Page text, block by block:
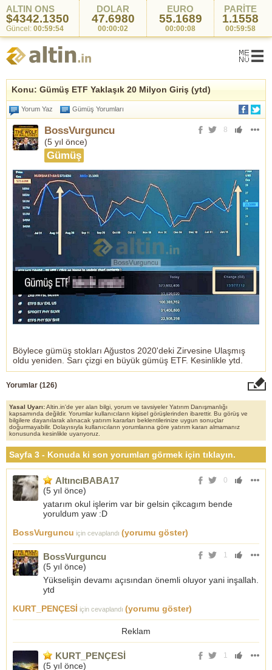
ALTIN ONS
$4342.1350
Güncel: 00:59:54
DOLAR
47.6980
00:00:02
EURO
55.1689
00:00:08
PARİTE
1.1558
00:59:58
Konu: Gümüş ETF Yaklaşık 20 Milyon Giriş (ytd)
Yorum Yaz Gümüş Yorumları
BossVurguncu
(5 yıl önce)
Gümüş
8
Böylece gümüş stokları Ağustos 2020'deki Zirvesine Ulaşmış
oldu yeniden. Sarı çizgi en büyük gümüş ETF. Kesinlikle ytd.
Yorumlar (126)
Yasal Uyarı:Altin.in'de yer alan bilgi, yorum ve tavsiyeler Yatırım Danışmanlığı
kapsamında değildir. Yorumlar kullanıcıların kişisel görüşlerinden ibarettir. Bu görüş ve
bilgilere dayanılarak alınacak yatırım kararları beklentilerinize uygun sonuçlar
doğurmayabilir. Dolayısıyla kullanıcıların yorumlarına göre yatırım kararı almamanız
konusunda kesinlikle uyarıyoruz.
Sayfa 3 - Konuda ki son yorumları görmek için tıklayın.
0
AltıncıBABA17
(5 yıl önce)
yatarım okul işlerim var bir gelsin çikcagım bende
yoruldum yaw :D
BossVurguncu için cevaplandı (yorumu göster)
1
BossVurguncu
(5 yıl önce)
Yükselişin devamı açısından önemli oluyor yani inşallah.
ytd
KURT_PENÇESİ için cevaplandı (yorumu göster)
Reklam
1
KURT_PENÇESİ
(5 yıl önce)